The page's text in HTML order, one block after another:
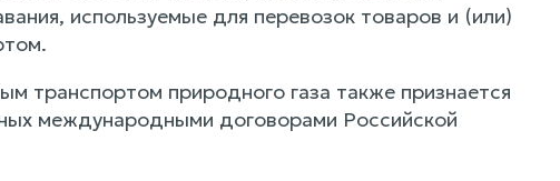
используемые для перевозок товаров и (или)
транспортом природного газа также признается
международными договорами Российской